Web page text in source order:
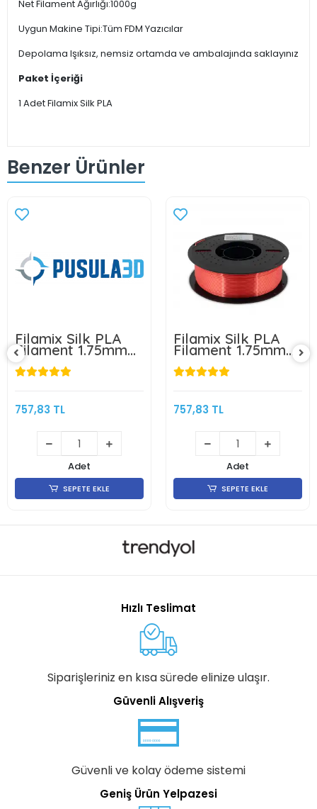
Net Filament Ağırlığı:1000g
Uygun Makine Tipi:Tüm FDM Yazıcılar
Depolama Işıksız, nemsiz ortamda ve ambalajında saklayınız
Paket İçeriği
1 Adet Filamix Silk PLA
Benzer Ürünler
Filamix Silk PLA
Filament 1.75mm
1Kg-Siyah
757,83 TL
Adet
SEPETE EKLE
Filamix Silk PLA
Filament 1.75mm
1Kg-Kırmızı
757,83 TL
Adet
SEPETE EKLE
Hızlı Teslimat
Siparişleriniz en kısa sürede elinize ulaşır.
Güvenli Alışveriş
Güvenli ve kolay ödeme sistemi
Geniş Ürün Yelpazesi